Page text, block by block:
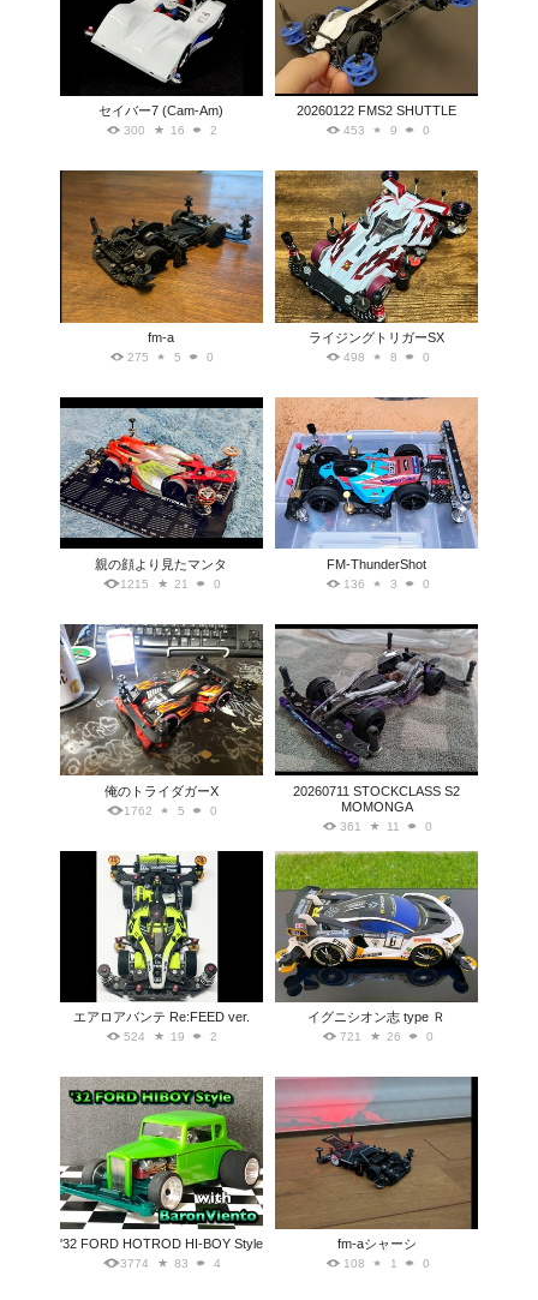
セイバー7 (Cam-Am)
300 16 2
20260122 FMS2 SHUTTLE
453 9 0
fm-a
275 5 0
ライジングトリガーSX
498 8 0
親の顔より見たマンタ
1215 21 0
FM-ThunderShot
136 3 0
俺のトライダガーX
1762 5 0
20260711 STOCKCLASS S2
MOMONGA
361 11 0
エアロアバンテ Re:FEED ver.
524 19 2
イグニシオン志 type Ｒ
721 26 0
'32 FORD HOTROD HI-BOY Style
3774 83 4
fm-aシャーシ
108 1 0